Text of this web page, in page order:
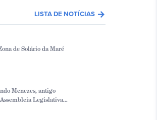
LISTA DE NOTÍCIAS arrow_forward
de Solário da Maré
Menezes, antigo
Legislativa...